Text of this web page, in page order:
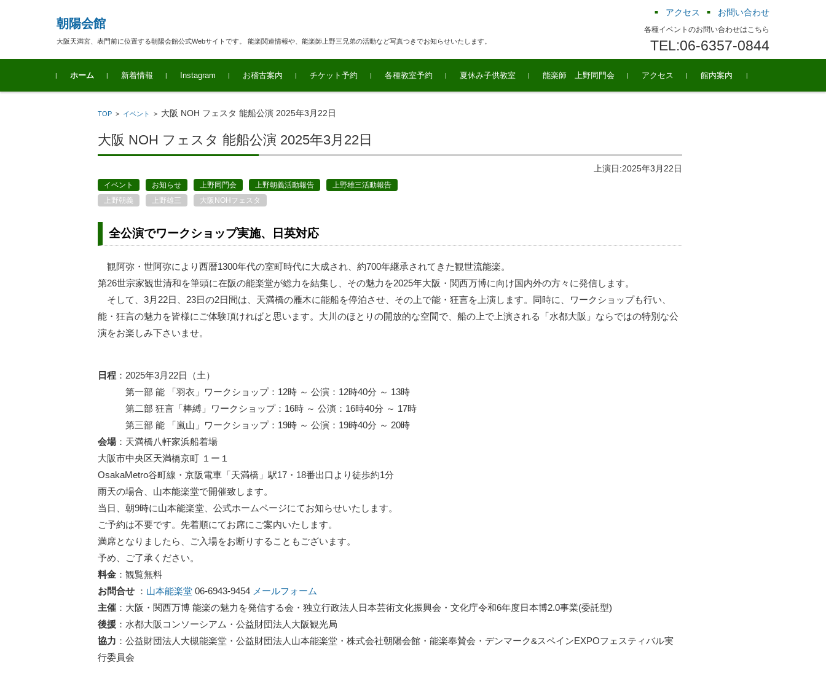
朝陽会館
大阪天満宮、表門前に位置する朝陽会館公式Webサイトです。 能楽関連情報や、能楽師上野三兄弟の活動など写真つきでお知らせいたします。
アクセス お問い合わせ
各種イベントのお問い合わせはこちら
TEL:06-6357-0844
コンテンツに移動
ホーム
新着情報 Instagram お稽古案内 チケット予約 各種教室予約 夏休み子供教室 能楽師 上野同門会 アクセス 館内案内
TOP > イベント > 大阪 NOH フェスタ 能船公演 2025年3月22日
大阪 NOH フェスタ 能船公演 2025年3月22日
上演日:2025年3月22日
イベント お知らせ 上野同門会 上野朝義活動報告
上野雄三活動報告
上野朝義
上野雄三 大阪NOHフェスタ
全公演でワークショップ実施、日英対応
観阿弥・世阿弥により西暦1300年代の室町時代に大成され、約700年継承されてきた観世流能楽。
第26世宗家観世清和を筆頭に在阪の能楽堂が総力を結集し、その魅力を2025年大阪・関西万博に向け国内外の方々に発信します。
そして、3月22日、23日の2日間は、天満橋の雁木に能船を停泊させ、その上で能・狂言を上演します。同時に、ワークショップも行い、
能・狂言の魅力を皆様にご体験頂ければと思います。大川のほとりの開放的な空間で、船の上で上演される「水都大阪」ならではの特別な公
演をお楽しみ下さいませ。
日程 ：2025年3月22日（土）
第一部 能 「羽衣」ワークショップ：12時 ～ 公演：12時40分 ～ 13時
第二部 狂言「棒縛」ワークショップ：16時 ～ 公演：16時40分 ～ 17時
第三部 能 「嵐山」ワークショップ：19時 ～ 公演：19時40分 ～ 20時
会場：天満橋八軒家浜船着場
大阪市中央区天満橋京町 １ー１
OsakaMetro谷町線・京阪電車「天満橋」駅17・18番出口より徒歩約1分
雨天の場合、山本能楽堂で開催致します。
当日、朝9時に山本能楽堂、公式ホームページにてお知らせいたします。
ご予約は不要です。先着順にてお席にご案内いたします。
満席となりましたら、ご入場をお断りすることもございます。
予め、ご了承ください。
料金 ：観覧無料
お問合せ ： 山本能楽堂 06-6943-9454 メールフォーム
主催 ：⼤阪・関⻄万博 能楽の魅⼒を発信する会・独⽴⾏政法⼈⽇本芸術⽂化振興会・⽂化庁令和6年度日本博2.0事業(委託型)
後援 ：⽔都⼤阪コンソーシアム・公益財団法⼈⼤阪観光局
協力 ：公益財団法⼈⼤槻能楽堂・公益財団法⼈⼭本能楽堂・株式会社朝陽会館・能楽奉賛会・デンマーク&スペインEXPOフェスティバル実
行委員会